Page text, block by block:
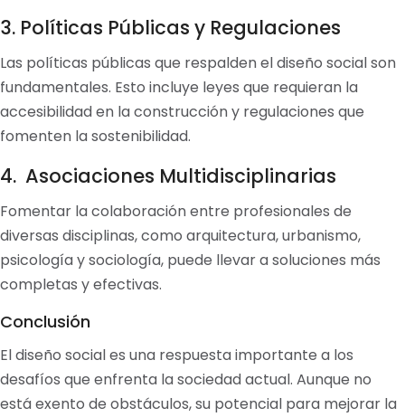
3. Políticas Públicas y Regulaciones
Las políticas públicas que respalden el diseño social son
fundamentales. Esto incluye leyes que requieran la
accesibilidad en la construcción y regulaciones que
fomenten la sostenibilidad.
4. Asociaciones Multidisciplinarias
Fomentar la colaboración entre profesionales de
diversas disciplinas, como arquitectura, urbanismo,
psicología y sociología, puede llevar a soluciones más
completas y efectivas.
Conclusión
El diseño social es una respuesta importante a los
desafíos que enfrenta la sociedad actual. Aunque no
está exento de obstáculos, su potencial para mejorar la